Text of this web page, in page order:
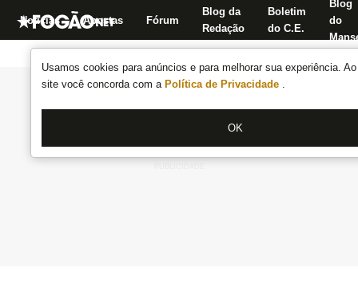
Usamos cookies para anúncios e para melhorar sua experiência.
site você concorda com a Política de Privacidade .
OK
Notícias Apostas Fórum
Blog da
Redação
Boletim
do C.E.
Blog
do